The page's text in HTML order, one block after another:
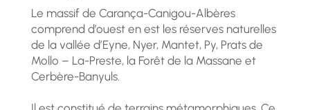
Le massif de Carança-Canigou-Albères
comprend d’ouest en est les réserves naturelles
de la vallée d’Eyne, Nyer, Mantet, Py, Prats de
Mollo – La-Preste, la Forêt de la Massane et
Cerbère-Banyuls.